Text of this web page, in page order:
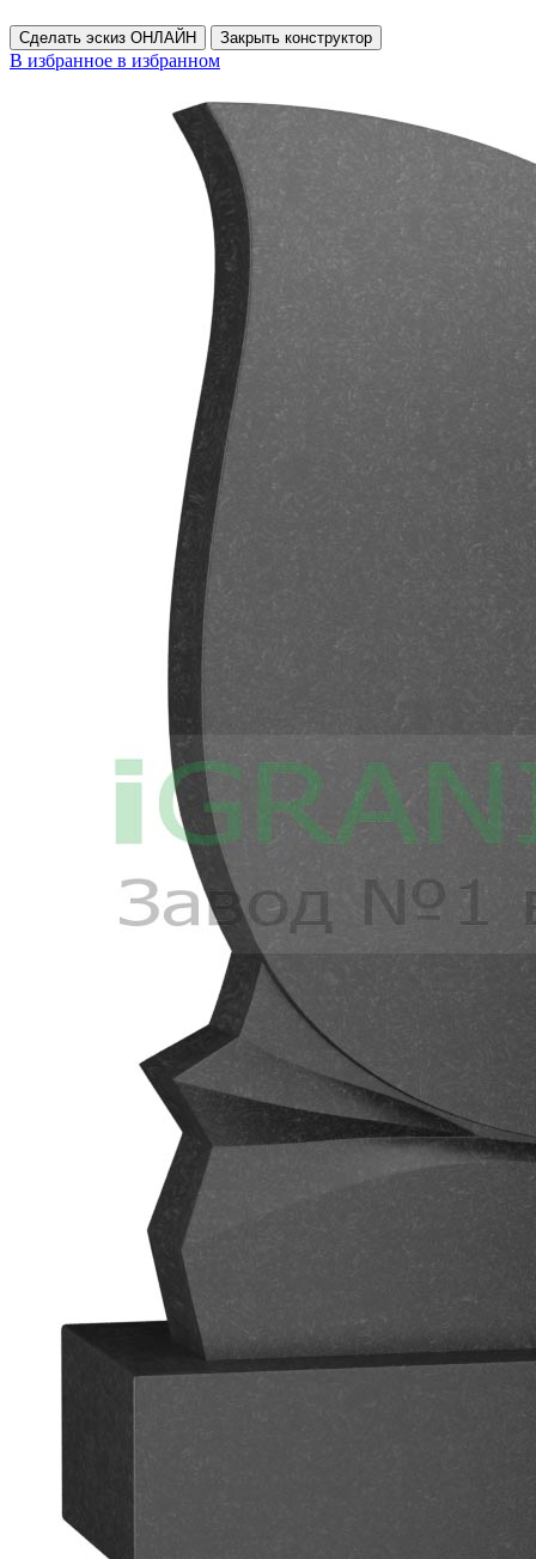
Сделать эскиз ОНЛАЙН Закрыть конструктор
В избранное в избранном